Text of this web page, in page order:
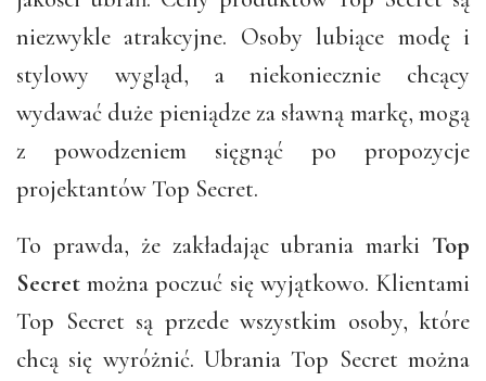
niezwykle atrakcyjne. Osoby lubiące modę i
stylowy wygląd, a niekoniecznie chcący
wydawać duże pieniądze za sławną markę, mogą
z powodzeniem sięgnąć po propozycje
projektantów Top Secret.
To prawda, że zakładając ubrania marki Top
Secret można poczuć się wyjątkowo. Klientami
Top Secret są przede wszystkim osoby, które
chcą się wyróżnić. Ubrania Top Secret można